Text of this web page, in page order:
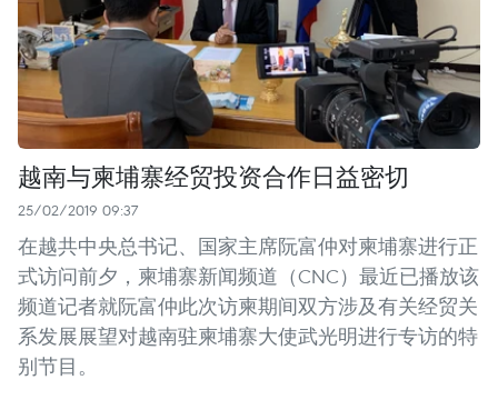
越南与柬埔寨经贸投资合作日益密切
25/02/2019 09:37
在越共中央总书记、国家主席阮富仲对柬埔寨进行正
式访问前夕，柬埔寨新闻频道（CNC）最近已播放该
频道记者就阮富仲此次访柬期间双方涉及有关经贸关
系发展展望对越南驻柬埔寨大使武光明进行专访的特
别节目。